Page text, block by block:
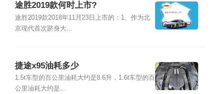
途胜2019款何时上市?
途胜2019款2018年11月23日上市的：1、作为北
京现代首次跻身大...
捷途x95油耗多少
1.5t车型的百公里油耗大约是8.6升，1.6t车型的百
公里油耗大约是...